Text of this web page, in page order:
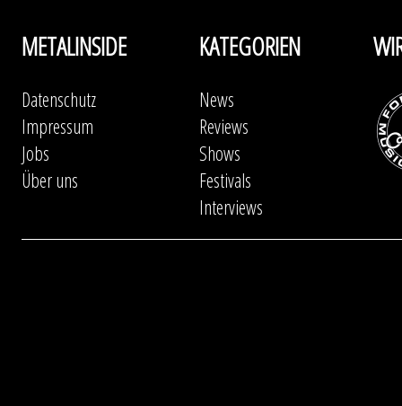
METALINSIDE
Datenschutz
Impressum
Jobs
Über uns
KATEGORIEN
News
Reviews
Shows
Festivals
Interviews